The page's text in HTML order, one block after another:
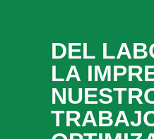
DEL
LA